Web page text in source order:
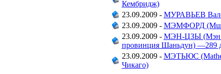
Кембридж)
23.09.2009 - МУРАВЬЕВ
23.09.2009 - МЭМФОРД
23.09.2009 - МЭН-ЦЗЫ (Мэн
провинция Шаньдун) —289
23.09.2009 - МЭТЬЮС
Чикаго)